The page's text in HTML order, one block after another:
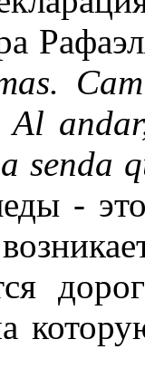
Al
senda
-